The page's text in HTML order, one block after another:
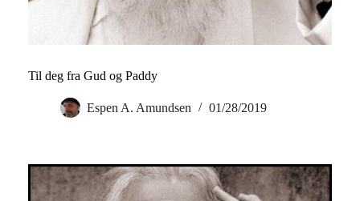
Til deg fra Gud og Paddy
Espen A. Amundsen 01/28/2019